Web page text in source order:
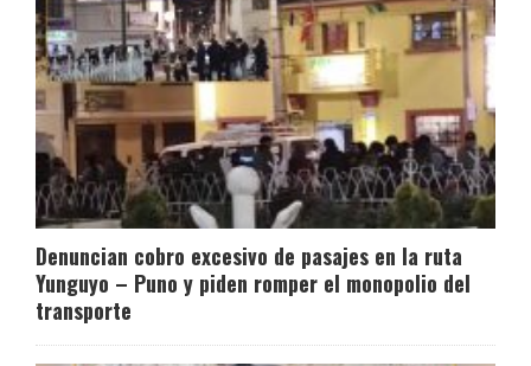
Denuncian cobro excesivo de pasajes en la ruta
Yunguyo – Puno y piden romper el monopolio del
transporte